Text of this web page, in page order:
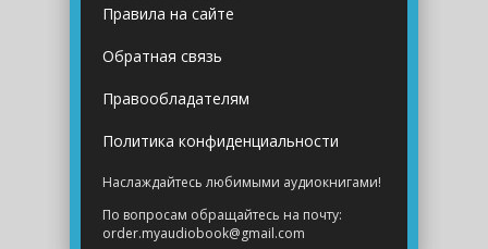
Правила на сайте
Обратная связь
Правообладателям
Политика конфиденциальности
Наслаждайтесь любимыми аудиокнигами!
По вопросам обращайтесь на почту:
order.myaudiobook@gmail.com